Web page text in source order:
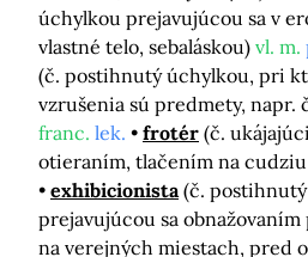
úchylkou prejavujúcou sa v
vlastné telo, sebaláskou) vl. m.
(č. postihnutý úchylkou, pri
vzrušenia sú predmety, napr.
franc. lek. frotér (č.
otieraním, tlačením na cudziu
exhibicionista (č.
prejavujúcou sa
na verejných miestach, pred